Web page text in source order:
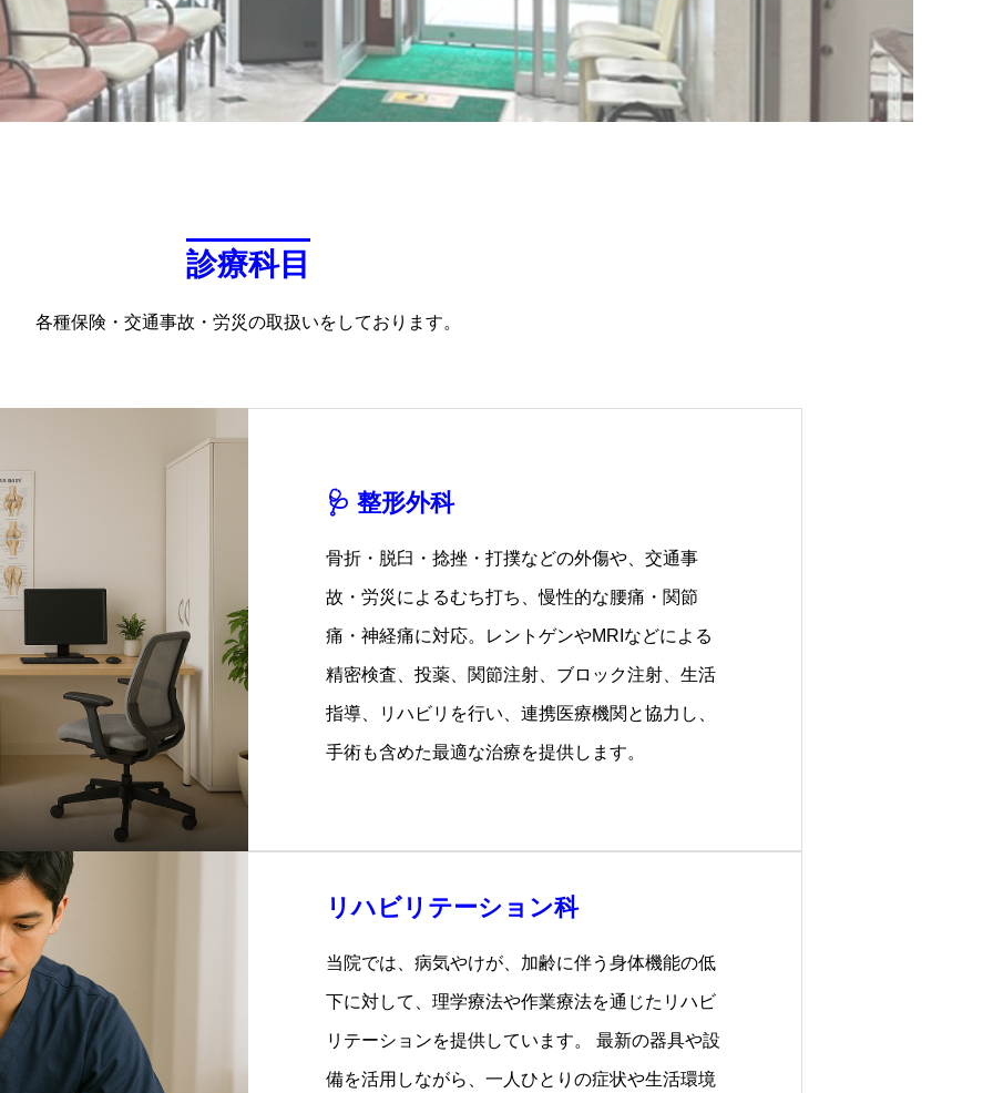
診療科目
各種保険・交通事故・労災の取扱いをしております。
🩺 整形外科
骨折・脱臼・捻挫・打撲などの外傷や、交通事
故・労災によるむち打ち、慢性的な腰痛・関節
痛・神経痛に対応。レントゲンやMRIなどによる
精密検査、投薬、関節注射、ブロック注射、生活
指導、リハビリを行い、連携医療機関と協力し、
手術も含めた最適な治療を提供します。
リハビリテーション科
当院では、病気やけが、加齢に伴う身体機能の低
下に対して、理学療法や作業療法を通じたリハビ
リテーションを提供しています。 最新の器具や設
備を活用しながら、一人ひとりの症状や生活環境